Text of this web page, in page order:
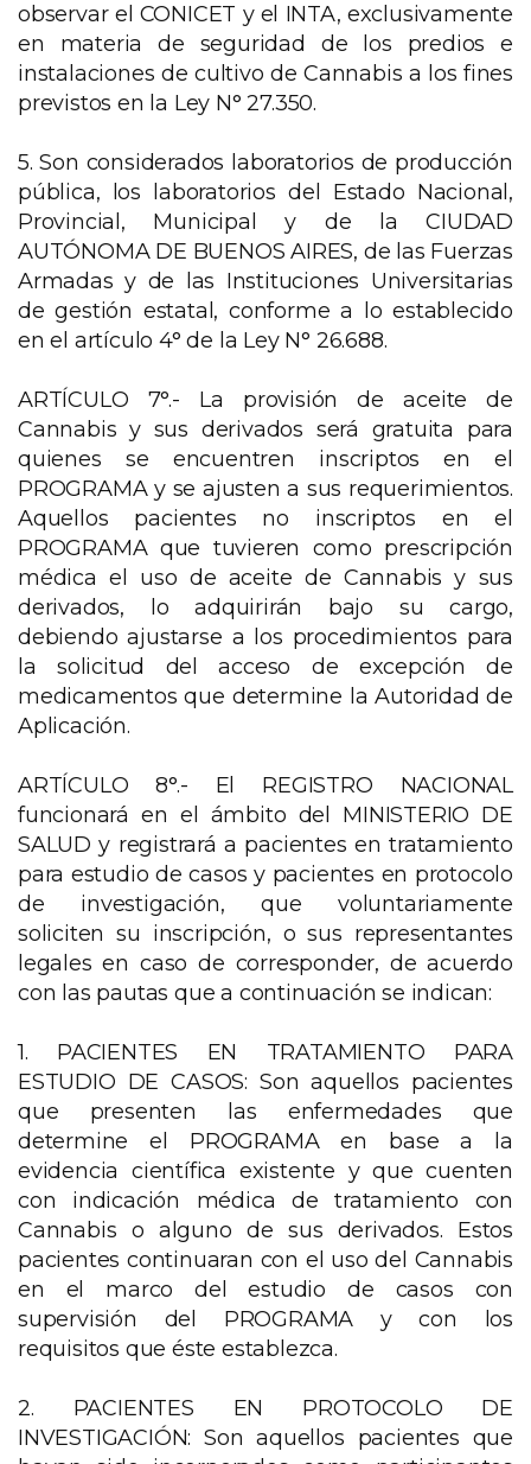
observar el CONICET y el INTA, exclusivamente
en materia de seguridad de los predios e
instalaciones de cultivo de Cannabis a los fines
previstos en la Ley N° 27.350.
5. Son considerados laboratorios de producción
pública, los laboratorios del Estado Nacional,
Provincial, Municipal y de la CIUDAD
AUTÓNOMA DE BUENOS AIRES, de las Fuerzas
Armadas y de las Instituciones Universitarias
de gestión estatal, conforme a lo establecido
en el artículo 4° de la Ley N° 26.688.
ARTÍCULO 7°.- La provisión de aceite de
Cannabis y sus derivados será gratuita para
quienes se encuentren inscriptos en el
PROGRAMA y se ajusten a sus requerimientos.
Aquellos pacientes no inscriptos en el
PROGRAMA que tuvieren como prescripción
médica el uso de aceite de Cannabis y sus
derivados, lo adquirirán bajo su cargo,
debiendo ajustarse a los procedimientos para
la solicitud del acceso de excepción de
medicamentos que determine la Autoridad de
Aplicación.
ARTÍCULO 8°.- El REGISTRO NACIONAL
funcionará en el ámbito del MINISTERIO DE
SALUD y registrará a pacientes en tratamiento
para estudio de casos y pacientes en protocolo
de investigación, que voluntariamente
soliciten su inscripción, o sus representantes
legales en caso de corresponder, de acuerdo
con las pautas que a continuación se indican:
1. PACIENTES EN TRATAMIENTO PARA
ESTUDIO DE CASOS: Son aquellos pacientes
que presenten las enfermedades que
determine el PROGRAMA en base a la
evidencia científica existente y que cuenten
con indicación médica de tratamiento con
Cannabis o alguno de sus derivados. Estos
pacientes continuaran con el uso del Cannabis
en el marco del estudio de casos con
supervisión del PROGRAMA y con los
requisitos que éste establezca.
2. PACIENTES EN PROTOCOLO DE
INVESTIGACIÓN: Son aquellos pacientes que